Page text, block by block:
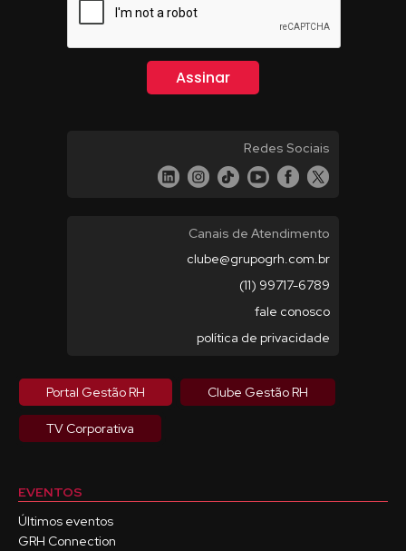
Redes Sociais
Canais de Atendimento
clube@grupogrh.com.br
(11) 99717-6789
fale conosco
política de privacidade
Portal Gestão RH Clube Gestão RH
TV Corporativa
EVENTOS
Últimos eventos
GRH Connection